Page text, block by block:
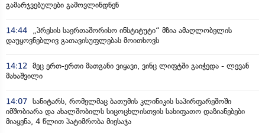
გამარჯვებულები გამოვლინდნენ
14:44
„პრესის საერთაშორისო ინსტიტუტი“ მზია ამაღლობელის
დაუყოვნებლივ გათავისუფლებას მოითხოვს
14:12 მეც ერთ-ერთი მათგანი ვიყავი, ვინც ლიფტში გაიჭედა - ლევან
მახაშვილი
14:07 სანიტარს, რომელმაც ბათუმის კლინიკის საპირფარეშოში
იმშობიარა და ახალშობილს სიცოცხლისთვის სახიფათო დაზიანებები
მიაყენა, 4 წლით პატიმრობა მიესაჯა